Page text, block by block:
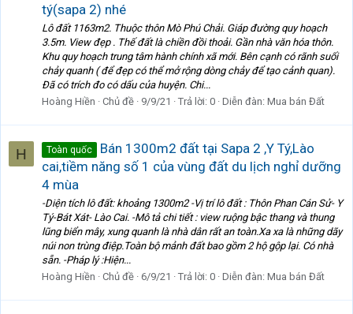
tý(sapa 2) nhé
Lô đất 1163m2. Thuộc thôn Mò Phú Chải. Giáp đường quy hoạch
3.5m. View đẹp . Thế đất là chiền đồi thoải. Gần nhà văn hóa thôn.
Khu quy hoạch trung tâm hành chính xã mới. Bên cạnh có rãnh suối
chảy quanh ( để đẹp có thể mở rộng dòng chảy để tạo cảnh quan).
Đã có trích đo có dấu của huyện. Chi...
Hoàng Hiền
Chủ đề 9/9/21 Trả lời: 0 Diễn đàn: Mua bán Đất
H Toàn quốc
Bán 1300m2 đất tại Sapa 2 ,Y Tý,Lào
cai,tiềm năng số 1 của vùng đất du lịch nghỉ dưỡng
4 mùa
-Diện tích lô đất: khoảng 1300m2 -Vị trí lô đất : Thôn Phan Cán Sử- Y
Tý-Bát Xát- Lào Cai. -Mô tả chi tiết : view ruộng bậc thang và thung
lũng biển mây, xung quanh là nhà dân rất an toàn.Xa xa là những dãy
núi non trùng điệp.Toàn bộ mảnh đất bao gồm 2 hộ gộp lại. Có nhà
sẵn. -Pháp lý :Hiện...
Hoàng Hiền
Chủ đề 6/9/21 Trả lời: 0 Diễn đàn: Mua bán Đất